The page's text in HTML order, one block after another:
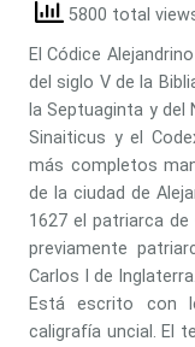
5800 total
El Códice
del siglo V de la
la Septuaginta y
Sinaiticus y el
más completos
de la ciudad de
1627 el patriarca de
previamente
Carlos I de Inglaterra.
Está escrito con
caligrafía uncial. El